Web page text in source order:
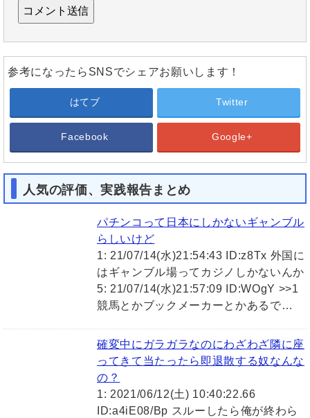
参考になったらSNSでシェアお願いします！
はてブ Twitter
Facebook Google+
人気の評価、実践報告まとめ
パチンコって日本にしかないギャンブル
らしいけど
1: 21/07/14(水)21:54:43 ID:z8Tx 外国に
はギャンブル場ってカジノしかないんか
5: 21/07/14(水)21:57:09 ID:WOgY >>1
競馬とかブックメーカーとかあるで…
確変中にガラガラなのにわざわざ隣に座
ってきて当たったら即退散する奴なんな
の？
1: 2021/06/12(土) 10:40:22.66
ID:a4iE08/Bp スルーしたら俺が終わら